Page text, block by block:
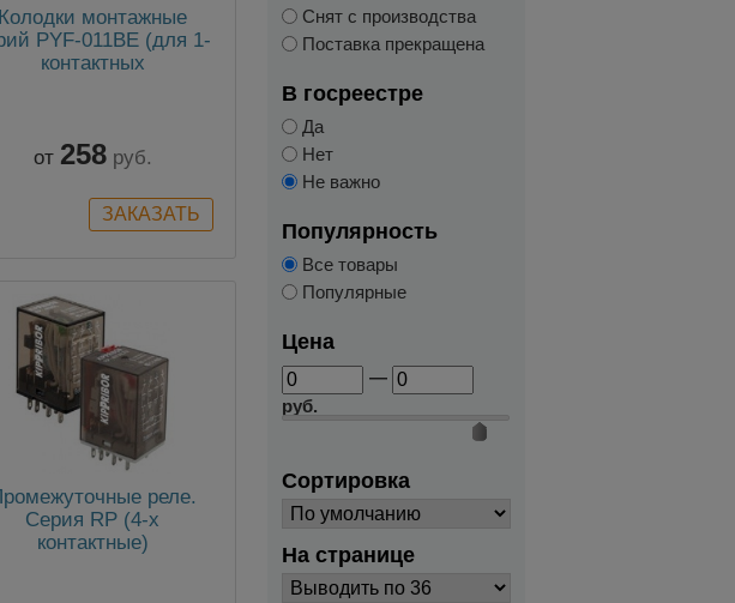
Колодки монтажные
PYF-011BE (для 1-
контактных
от 258 руб.
реле.
Серия RP (4-х
контактные)
Снят с производства
Поставка прекращена
В госреестре
Да
Нет
Не важно
Популярность
Все товары
Популярные
Цена
—
руб.
Сортировка
На странице